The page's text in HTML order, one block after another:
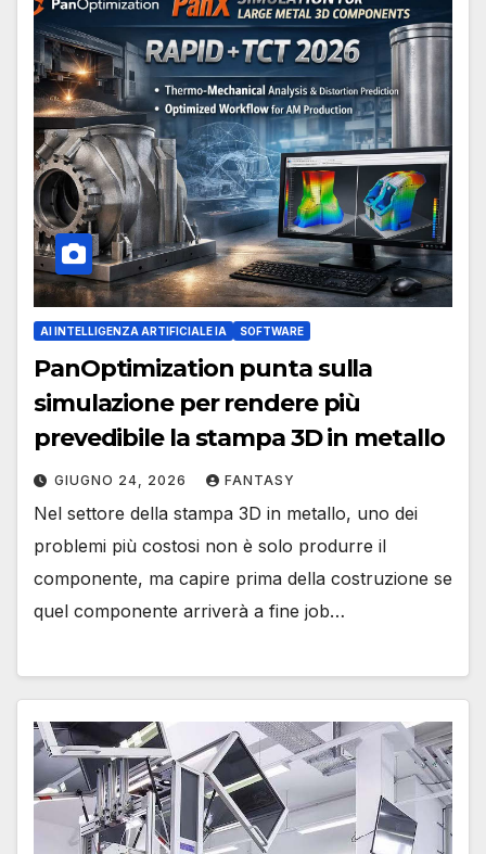
AI INTELLIGENZA ARTIFICIALE IA SOFTWARE
PanOptimization punta sulla
simulazione per rendere più
prevedibile la stampa 3D in metallo
GIUGNO 24, 2026 FANTASY
Nel settore della stampa 3D in metallo, uno dei
problemi più costosi non è solo produrre il
componente, ma capire prima della costruzione se
quel componente arriverà a fine job…